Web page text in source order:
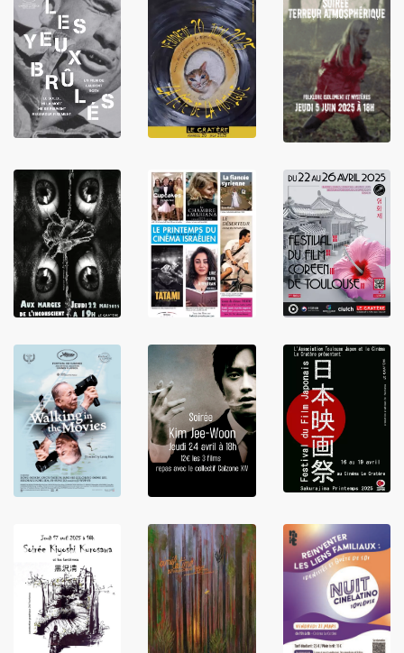
LIRE LIRE
LIRE
LIRE LIRE LIRE
LIRE LIRE
LIRE
LIRE
LIRE
LIRE